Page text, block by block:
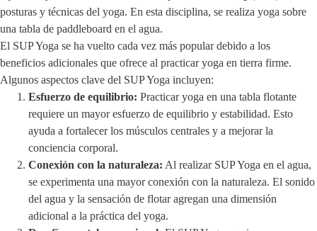
posturas y técnicas del yoga. En esta disciplina, se realiza yoga sobre
una tabla de paddleboard en el agua.
El SUP Yoga se ha vuelto cada vez más popular debido a los
beneficios adicionales que ofrece al practicar yoga en tierra firme.
Algunos aspectos clave del SUP Yoga incluyen:
Esfuerzo de equilibrio: Practicar yoga en una tabla flotante
requiere un mayor esfuerzo de equilibrio y estabilidad. Esto
ayuda a fortalecer los músculos centrales y a mejorar la
conciencia corporal.
Conexión con la naturaleza: Al realizar SUP Yoga en el agua,
se experimenta una mayor conexión con la naturaleza. El sonido
del agua y la sensación de flotar agregan una dimensión
adicional a la práctica del yoga.